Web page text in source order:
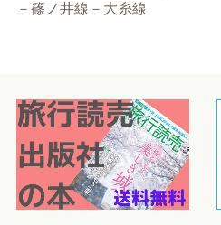
－篠ノ井線－大糸線